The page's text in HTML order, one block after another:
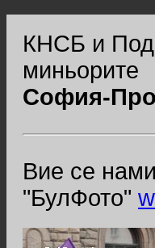
КНСБ и
миньорите
София-
Вие се
"БулФото"